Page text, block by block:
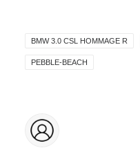
BMW 3.0 CSL HOMMAGE R
PEBBLE-BEACH